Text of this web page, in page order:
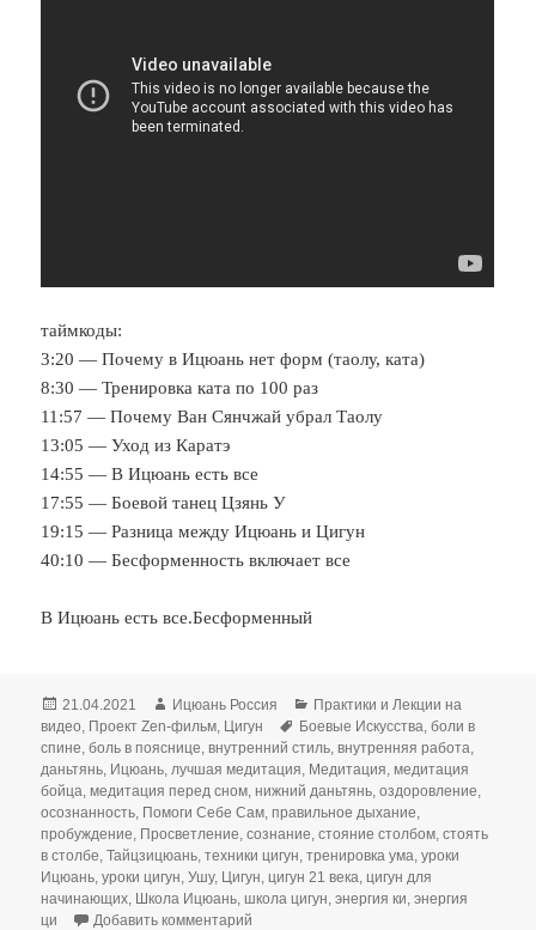
таймкоды:
3:20 — Почему в Ицюань нет форм (таолу, ката)
8:30 — Тренировка ката по 100 раз
11:57 — Почему Ван Сянчжай убрал Таолу
13:05 — Уход из Каратэ
14:55 — В Ицюань есть все
17:55 — Боевой танец Цзянь У
19:15 — Разница между Ицюань и Цигун
40:10 — Бесформенность включает все
В Ицюань есть все.Бесформенный
Опубликовано
21.04.2021 Автор
Ицюань Россия Рубрики
Практики и Лекции на
видео, Проект Zen-фильм, Цигун Метки
Боевые Искусства,боли в
спине,боль в пояснице,внутренний стиль,внутренняя работа,
даньтянь, Ицюань,лучшая медитация, Медитация,медитация
бойца,медитация перед сном,нижний даньтянь,оздоровление,
осознанность, Помоги Себе Сам,правильное дыхание,
пробуждение, Просветление,сознание,стояние столбом,стоять
в столбе,Тайцзицюань,техники цигун,тренировка ума,уроки
Ицюань,уроки цигун,Ушу, Цигун,цигун 21 века,цигун для
начинающих, Школа Ицюань,школа цигун,энергия ки,энергия
ци
Добавить комментарий